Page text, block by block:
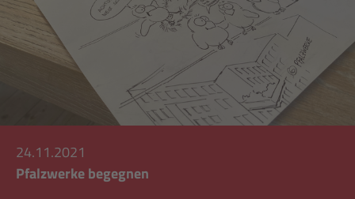
24.11.2021
Pfalzwerke begegnen